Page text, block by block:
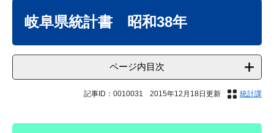
岐阜県統計書 昭和38年
ページ内目次
記事ID：0010031 2015年12月18日更新 統計課